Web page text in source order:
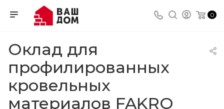
0
Оклад для
профилированных
кровельных
материалов FAKRO